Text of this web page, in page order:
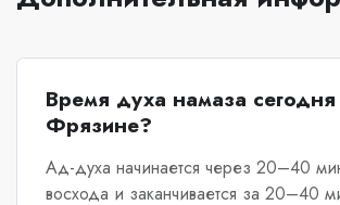
Время духа намаза сегодня
Фрязине?
Ад-духа начинается через 20–40
восхода и заканчивается за 20–40